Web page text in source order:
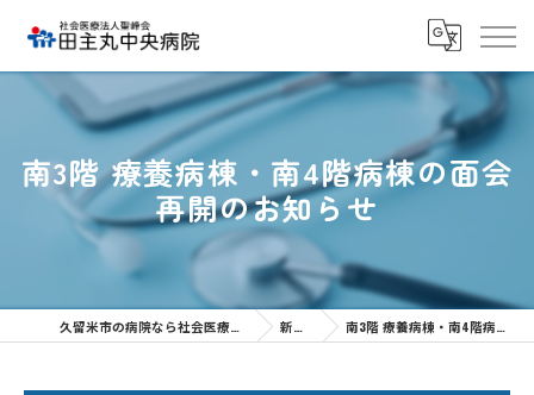
南3階 療養病棟・南4階病棟の面会
再開のお知らせ
久留米市の病院なら社会医療法人聖峰会 田主丸中央病院 新着情報 南3階 療養病棟・南4階病棟の面会再開のお知らせ